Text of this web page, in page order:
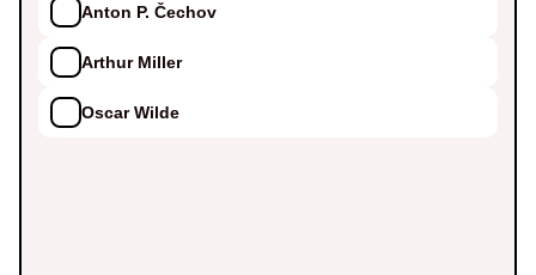
Anton P. Čechov
Arthur Miller
Oscar Wilde